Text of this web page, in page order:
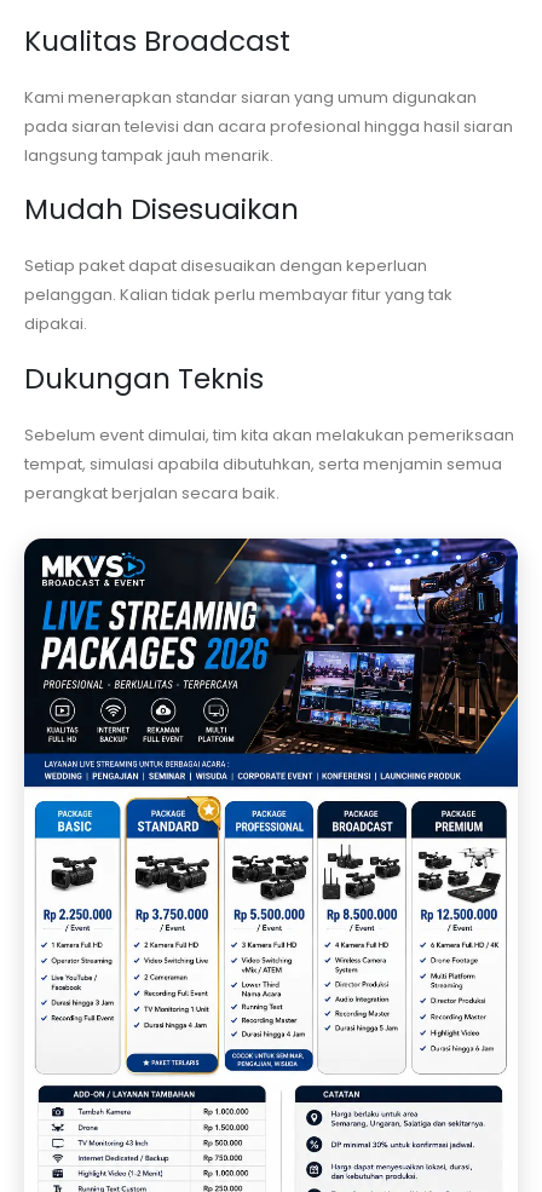
Kualitas Broadcast
Kami menerapkan standar siaran yang umum digunakan
pada siaran televisi dan acara profesional hingga hasil siaran
langsung tampak jauh menarik.
Mudah Disesuaikan
Setiap paket dapat disesuaikan dengan keperluan
pelanggan. Kalian tidak perlu membayar fitur yang tak
dipakai.
Dukungan Teknis
Sebelum event dimulai, tim kita akan melakukan pemeriksaan
tempat, simulasi apabila dibutuhkan, serta menjamin semua
perangkat berjalan secara baik.